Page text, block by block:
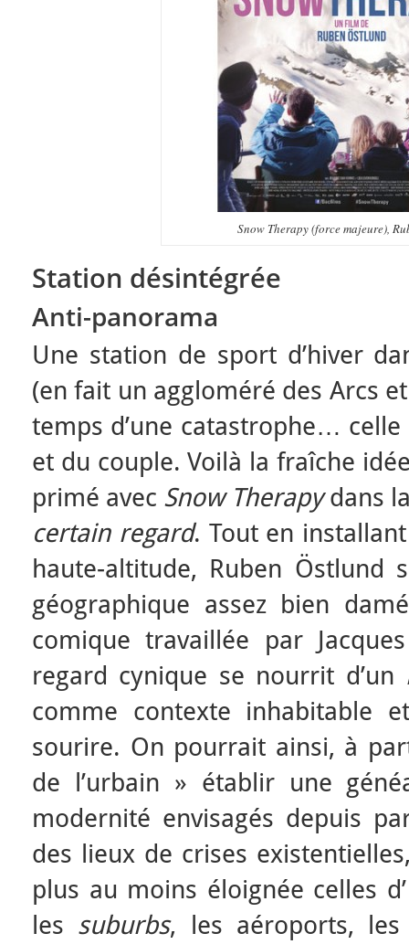
Snow Therapy (force majeure),
Station désintégrée
Anti-panorama
Une station de sport d’hiver
(en fait un aggloméré des Arcs
temps d’une catastrophe…
et du couple. Voilà la fraîche
primé avec Snow Therapydans
certain regard. Tout en
haute-altitude, Ruben Östlund
géographique assez bien
comique travaillée par
regard cynique se nourrit d’un
comme contexte inhabitable
sourire. On pourrait ainsi, à
de l’urbain » établir une
modernité envisagés depuis
des lieux de crises
plus au moins éloignée celles
les suburbs, les aéroports, les